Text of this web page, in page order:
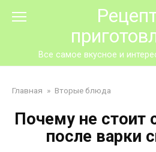
Все самое вкусное и
Главная » Вторые блюда
Почему не стоит
после варки